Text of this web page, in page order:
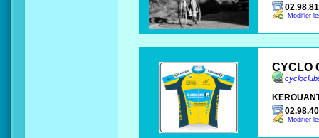
Modifier
CYCLO
Modifier